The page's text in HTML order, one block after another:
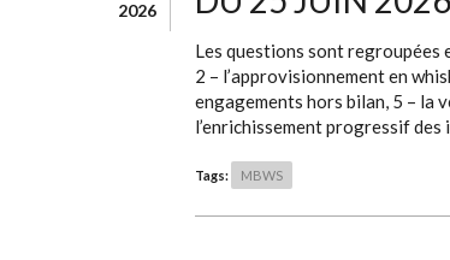
2026
Les questions sont regroupées
2 – l’approvisionnement en
engagements hors bilan, 5 – la
l’enrichissement progressif
Tags: MBWS